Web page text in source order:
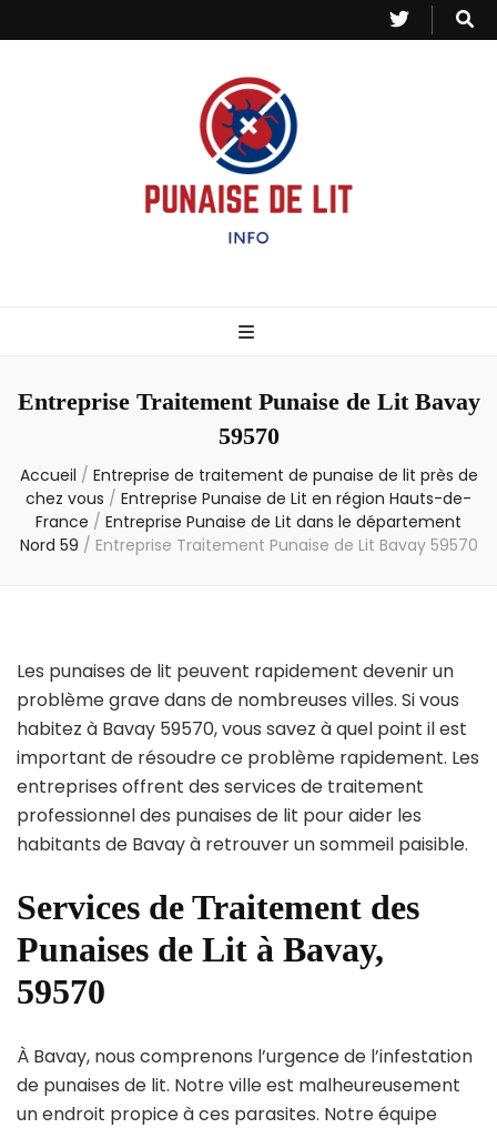
– Info
Entreprise Traitement Punaise de Lit Bavay
59570
Accueil / Entreprise de traitement de punaise de lit près de
chez vous / Entreprise Punaise de Lit en région Hauts-de-
France / Entreprise Punaise de Lit dans le département
Nord 59 / Entreprise Traitement Punaise de Lit Bavay 59570
Les punaises de lit peuvent rapidement devenir un
problème grave dans de nombreuses villes. Si vous
habitez à Bavay 59570, vous savez à quel point il est
important de résoudre ce problème rapidement. Les
entreprises offrent des services de traitement
professionnel des punaises de lit pour aider les
habitants de Bavay à retrouver un sommeil paisible.
Services de Traitement des
Punaises de Lit à Bavay,
59570
À Bavay, nous comprenons l’urgence de l’infestation
de punaises de lit. Notre ville est malheureusement
un endroit propice à ces parasites. Notre équipe